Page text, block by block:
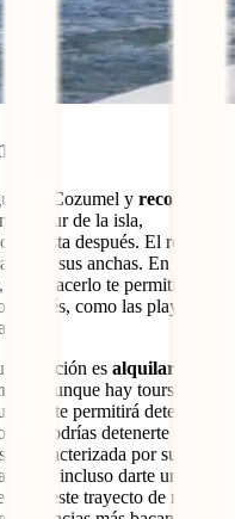
de Cozumel y recorras la
sur de la isla,
la costa después. El resto de
a sus anchas. En total
, pero hacerlo te permitirá
interés, como las playas, las
opción es alquilarlo en
. Aunque hay tours
ritmo te permitirá detenerte
Podrías detenerte en
caracterizada por su
o incluso darte un
este trayecto de manera